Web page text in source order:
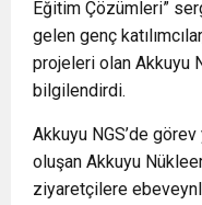
Eğitim Çözümleri”
gelen genç
projeleri olan Akkuyu
bilgilendirdi.
Akkuyu NGS’de
oluşan Akkuyu
ziyaretçilere